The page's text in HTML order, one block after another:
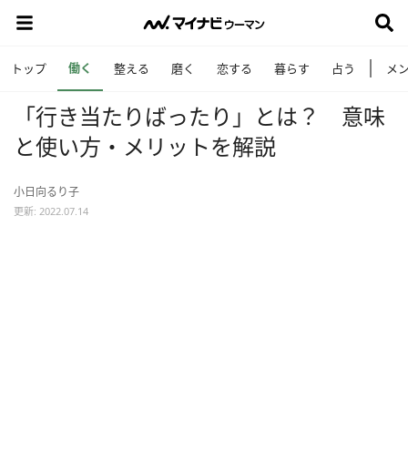
トップ 働く 整える 磨く 恋する 暮らす 占う メ
「行き当たりばったり」とは？ 意味
と使い方・メリットを解説
小日向るり子
更新: 2022.07.14